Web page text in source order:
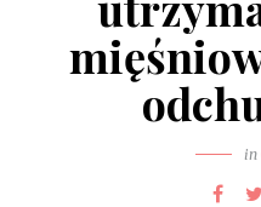
in